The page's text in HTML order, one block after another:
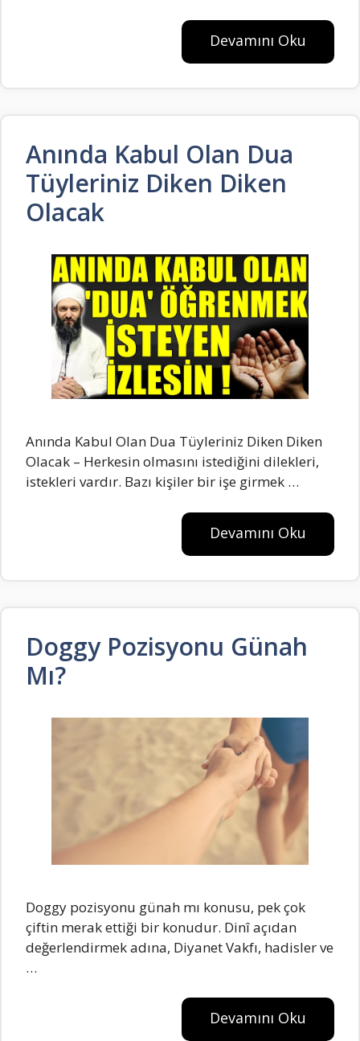
Devamını Oku
Anında Kabul Olan Dua
Tüyleriniz Diken Diken
Olacak
Anında Kabul Olan Dua Tüyleriniz Diken Diken
Olacak – Herkesin olmasını istediğini dilekleri,
istekleri vardır. Bazı kişiler bir işe girmek …
Devamını Oku
Doggy Pozisyonu Günah
Mı?
Doggy pozisyonu günah mı konusu, pek çok
çiftin merak ettiği bir konudur. Dinî açıdan
değerlendirmek adına, Diyanet Vakfı, hadisler ve
…
Devamını Oku